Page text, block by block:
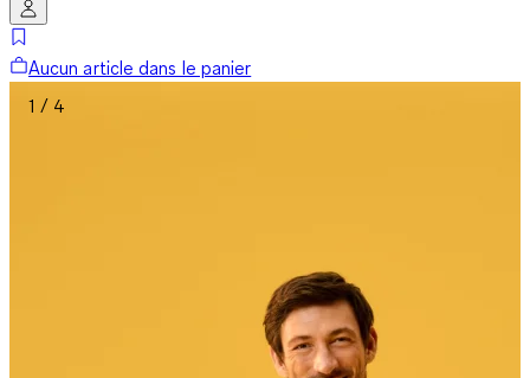
Aucun article dans le panier
1 / 4